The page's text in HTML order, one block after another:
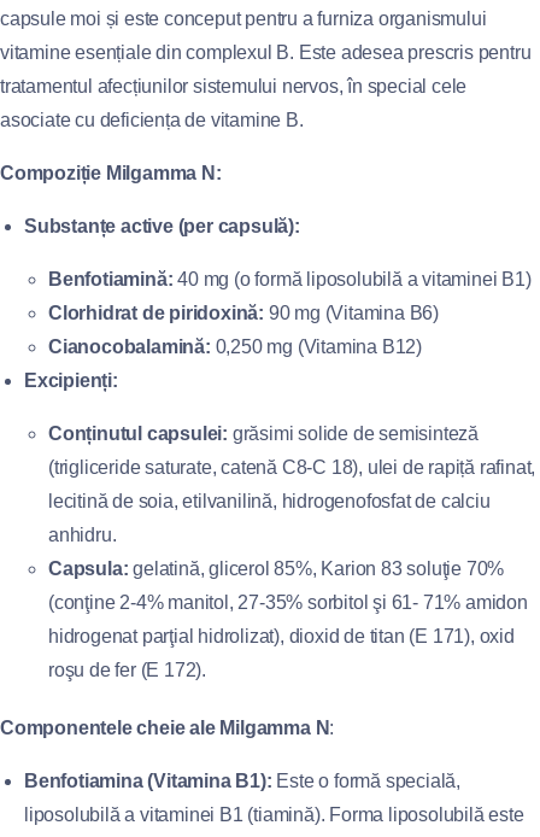
capsule moi și este conceput pentru a furniza organismului
vitamine esențiale din complexul B. Este adesea prescris pentru
tratamentul afecțiunilor sistemului nervos, în special cele
asociate cu deficiența de vitamine B.
Compoziție Milgamma N:
Substanțe active (per capsulă):
Benfotiamină: 40 mg (o formă liposolubilă a vitaminei B1)
Clorhidrat de piridoxină: 90 mg (Vitamina B6)
Cianocobalamină: 0,250 mg (Vitamina B12)
Excipienți:
Conținutul capsulei: grăsimi solide de semisinteză
(trigliceride saturate, catenă C8-C 18), ulei de rapiță rafinat,
lecitină de soia, etilvanilină, hidrogenofosfat de calciu
anhidru.
Capsula: gelatină, glicerol 85%, Karion 83 soluţie 70%
(conţine 2-4% manitol, 27-35% sorbitol şi 61- 71% amidon
hidrogenat parţial hidrolizat), dioxid de titan (E 171), oxid
roşu de fer (E 172).
Componentele cheie ale Milgamma N:
Benfotiamina (Vitamina B1): Este o formă specială,
liposolubilă a vitaminei B1 (tiamină). Forma liposolubilă este